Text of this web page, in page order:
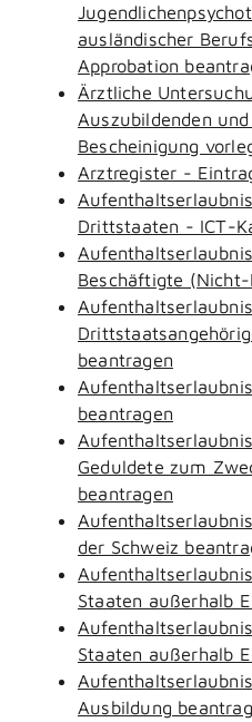
ausländischer
Approbation
Ärztliche
Auszubildenden
Bescheinigung
Arztregister -
Drittstaaten - ICT-
Beschäftigte (Nicht-
beantragen
beantragen
Geduldete zum
beantragen
der Schweiz
Staaten außerhalb
Staaten außerhalb
Ausbildung